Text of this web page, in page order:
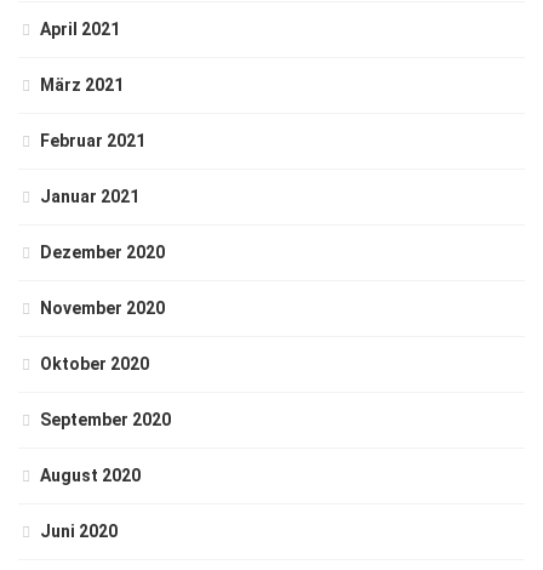
April 2021
März 2021
Februar 2021
Januar 2021
Dezember 2020
November 2020
Oktober 2020
September 2020
August 2020
Juni 2020